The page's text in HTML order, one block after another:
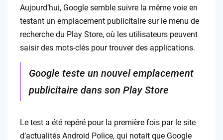
Aujourd’hui, Google semble suivre la même voie en
testant un emplacement publicitaire sur le menu de
recherche du Play Store, où les utilisateurs peuvent
saisir des mots-clés pour trouver des applications.
Google teste un nouvel emplacement
publicitaire dans son Play Store
Le test a été repéré pour la première fois par le site
d’actualités Android Police, qui notait que Google